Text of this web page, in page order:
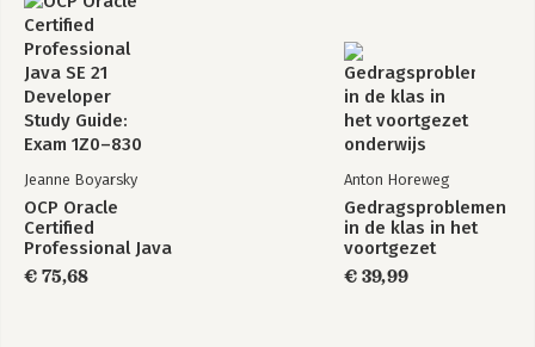
Jeanne Boyarsky
OCP Oracle
Certified
Professional Java
SE 21 Developer
Study Guide: Exam
€ 75,68
Anton Horeweg
Gedragsproblemen
in de klas in het
voortgezet
onderwijs
€ 39,99